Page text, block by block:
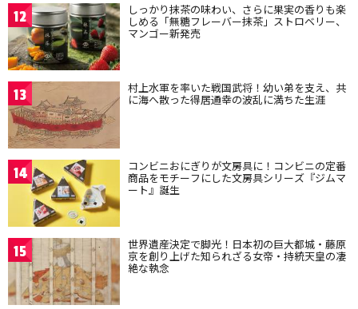
12 しっかり抹茶の味わい、さらに果実の香りも楽
しめる「無糖フレーバー抹茶」ストロベリー、
マンゴー新発売
13 村上水軍を率いた戦国武将！幼い弟を支え、共
に海へ散った得居通幸の波乱に満ちた生涯
14 コンビニおにぎりが文房具に！コンビニの定番
商品をモチーフにした文房具シリーズ『ジムマ
ート』誕生
15 世界遺産決定で脚光！日本初の巨大都城・藤原
京を創り上げた知られざる女帝・持統天皇の凄
絶な執念